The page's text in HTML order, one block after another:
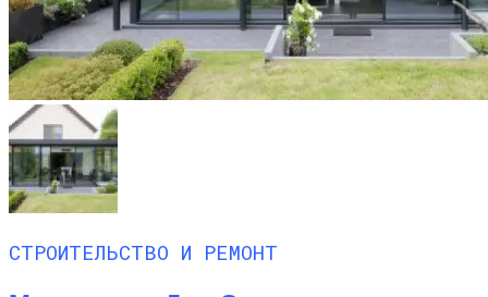
СТРОИТЕЛЬСТВО И РЕМОНТ